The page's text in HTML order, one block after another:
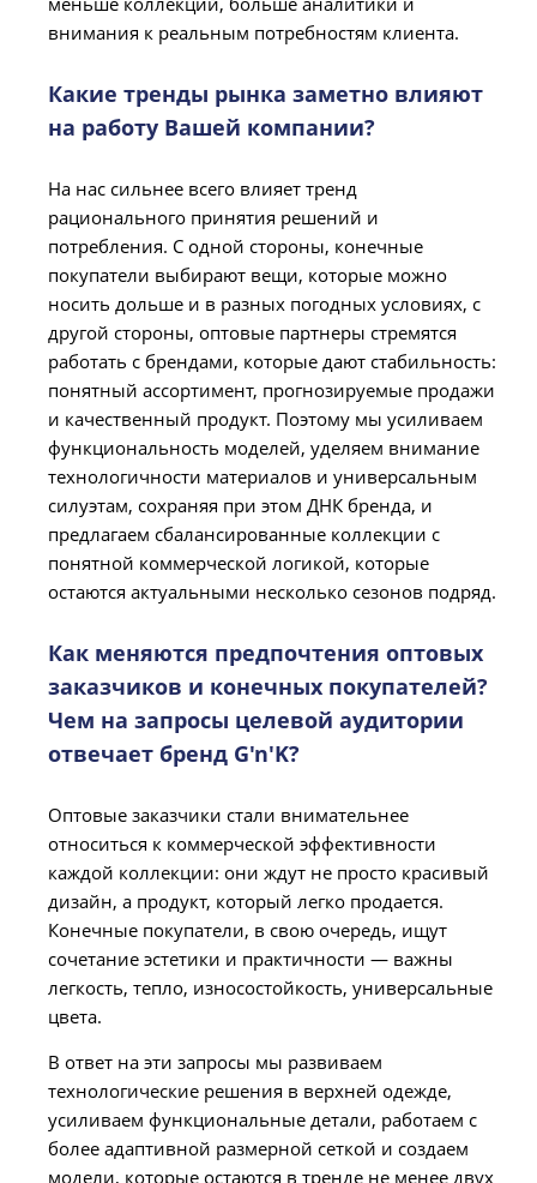
внимания к реальным потребностям клиента.
Какие тренды рынка заметно влияют
на работу Вашей компании?
На нас сильнее всего влияет тренд
рационального принятия решений и
потребления. С одной стороны, конечные
покупатели выбирают вещи, которые можно
носить дольше и в разных погодных условиях, с
другой стороны, оптовые партнеры стремятся
работать с брендами, которые дают стабильность:
понятный ассортимент, прогнозируемые продажи
и качественный продукт. Поэтому мы усиливаем
функциональность моделей, уделяем внимание
технологичности материалов и универсальным
силуэтам, сохраняя при этом ДНК бренда, и
предлагаем сбалансированные коллекции с
понятной коммерческой логикой, которые
остаются актуальными несколько сезонов подряд.
Как меняются предпочтения оптовых
заказчиков и конечных покупателей?
Чем на запросы целевой аудитории
отвечает бренд G'n'K?
Оптовые заказчики стали внимательнее
относиться к коммерческой эффективности
каждой коллекции: они ждут не просто красивый
дизайн, а продукт, который легко продается.
Конечные покупатели, в свою очередь, ищут
сочетание эстетики и практичности — важны
легкость, тепло, износостойкость, универсальные
цвета.
В ответ на эти запросы мы развиваем
технологические решения в верхней одежде,
усиливаем функциональные детали, работаем с
более адаптивной размерной сеткой и создаем
модели, которые остаются в тренде не менее двух